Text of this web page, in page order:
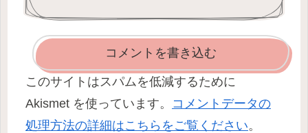
コメントを書き込む
このサイトはスパムを低減するために
Akismet を使っています。 コメントデータの
処理方法の詳細はこちらをご覧ください。